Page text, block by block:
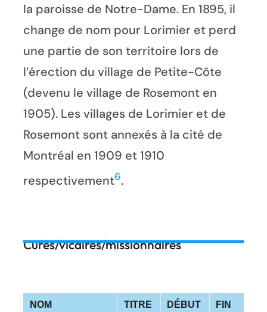
la paroisse de Notre-Dame. En 1895, il
change de nom pour Lorimier et perd
une partie de son territoire lors de
l’érection du village de Petite-Côte
(devenu le village de Rosemont en
1905). Les villages de Lorimier et de
Rosemont sont annexés à la cité de
Montréal en 1909 et 1910
respectivement6.
Curés/vicaires/missionnaires
NOM TITRE DÉBUT FIN